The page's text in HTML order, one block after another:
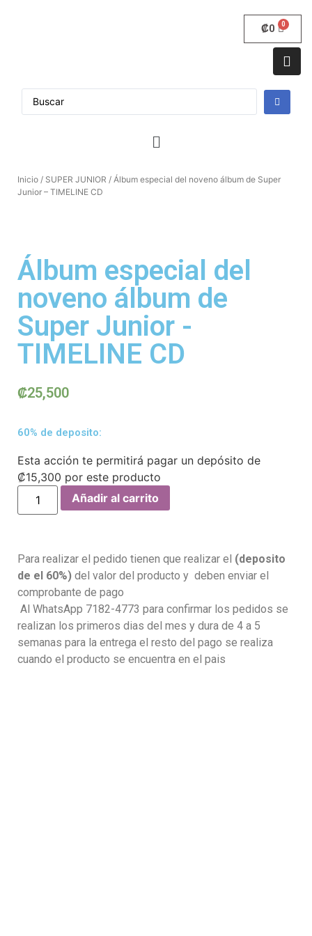
₡0
Inicio / SUPER JUNIOR / Álbum especial del noveno álbum de Super
Junior – TIMELINE CD
Álbum especial del
noveno álbum de
Super Junior -
TIMELINE CD
₡25,500
60% de deposito:
Esta acción te permitirá pagar un depósito de
₡15,300 por este producto
Añadir al carrito
Para realizar el pedido tienen que realizar el (deposito
de el 60%) del valor del producto y deben enviar el
comprobante de pago
Al WhatsApp 7182-4773 para confirmar los pedidos se
realizan los primeros dias del mes y dura de 4 a 5
semanas para la entrega el resto del pago se realiza
cuando el producto se encuentra en el pais